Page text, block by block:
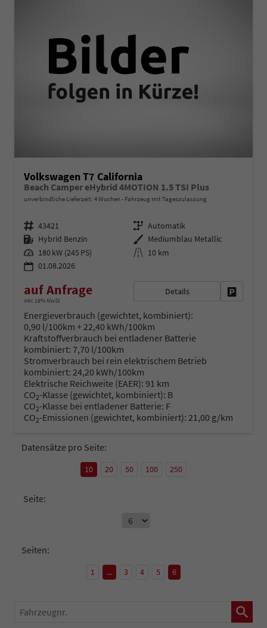
Volkswagen T7 California
Beach Camper eHybrid 4MOTION 1.5 TSI Plus
unverbindliche Lieferzeit: 4 Wochen Fahrzeug mit Tageszulassung
Fahrzeugnr. 43421 Getriebe Automatik
Kraftstoff Hybrid Benzin Außenfarbe Mediumblau Metallic
Leistung 180 kW (245 PS) Kilometerstand 10 km
01.08.2026
auf Anfrage
inkl. 19% MwSt.
Details
Energieverbrauch (gewichtet, kombiniert):
0,90 l/100km + 22,40 kWh/100km
Kraftstoffverbrauch bei entladener Batterie
kombiniert: 7,70 l/100km
Stromverbrauch bei rein elektrischem Betrieb
kombiniert: 24,20 kWh/100km
Elektrische Reichweite (EAER): 91 km
CO2-Klasse (gewichtet, kombiniert): B
CO2-Klasse bei entladener Batterie: F
CO2-Emissionen (gewichtet, kombiniert): 21,00 g/km
Datensätze pro Seite:
10 20 50 100 250
Seite:
Seiten:
1 ... 3 4 5 6
Fahrzeugnr.